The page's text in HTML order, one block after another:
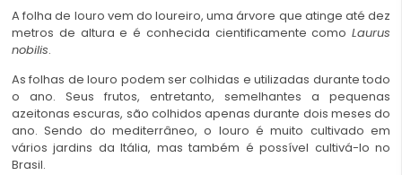
Afolha de louro vem doloureiro, uma árvore que atinge até dez
metros de altura e é conhecida cientificamente como Laurus
nobilis.
As folhas de louro podem ser colhidas e utilizadas durante todo
o ano. Seus frutos, entretanto, semelhantes a pequenas
azeitonas escuras, são colhidos apenas durante dois meses do
ano. Sendo do mediterrâneo, o louro é muito cultivado em
vários jardins da Itália, mas também é possível cultivá-lo no
Brasil.